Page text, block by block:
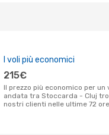
I voli più economici
215€
Il prezzo più economico per un volo solo
andata tra Stoccarda - Cluj
nostri clienti nelle ultime 72 ore